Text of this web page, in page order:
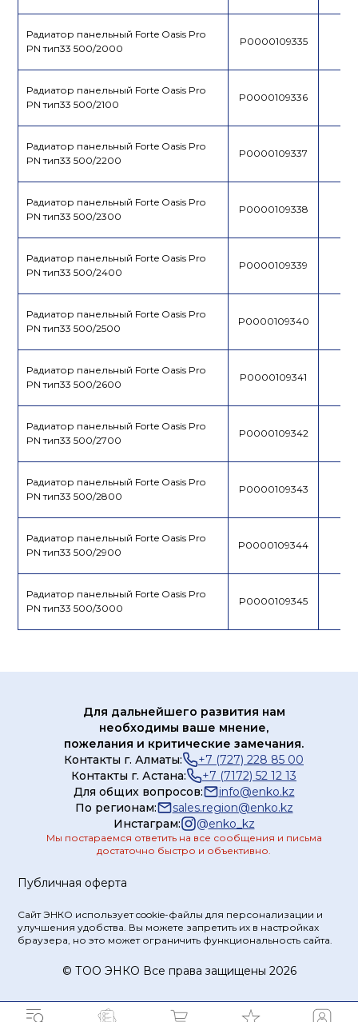
Радиатор панельный Forte Oasis Pro
PN тип33 500/2000
P0000109335
Радиатор панельный Forte Oasis Pro
PN тип33 500/2100
P0000109336
Радиатор панельный Forte Oasis Pro
PN тип33 500/2200
P0000109337
Радиатор панельный Forte Oasis Pro
PN тип33 500/2300
P0000109338
Радиатор панельный Forte Oasis Pro
PN тип33 500/2400
P0000109339
Радиатор панельный Forte Oasis Pro
PN тип33 500/2500
P0000109340
Радиатор панельный Forte Oasis Pro
PN тип33 500/2600
P0000109341
Радиатор панельный Forte Oasis Pro
PN тип33 500/2700
P0000109342
Радиатор панельный Forte Oasis Pro
PN тип33 500/2800
P0000109343
Радиатор панельный Forte Oasis Pro
PN тип33 500/2900
P0000109344
Радиатор панельный Forte Oasis Pro
PN тип33 500/3000
P0000109345
Публичная оферта
Сайт ЭНКО использует cookie-файлы для персонализации и
улучшения удобства. Вы можете запретить их в настройках
браузера, но это может ограничить функциональность сайта.
© ТOO ЭНКО Все права защищены 2026
Для дальнейшего развития нам
необходимы ваше мнение,
пожелания и критические замечания.
Контакты г. Алматы:
+7 (727) 228 85 00
Контакты г. Астана:
+7 (7172) 52 12 13
Для общих вопросов:
info@enko.kz
По регионам:
sales.region@enko.kz
Инстаграм:
@enko_kz
Мы постараемся ответить на все сообщения и письма
достаточно быстро и объективно.